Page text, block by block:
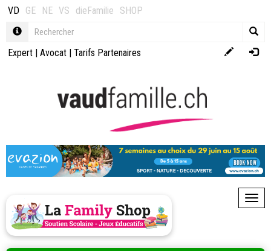
VD GE NE VS dieFamilie SHOP
Expert | Avocat | Tarifs Partenaires